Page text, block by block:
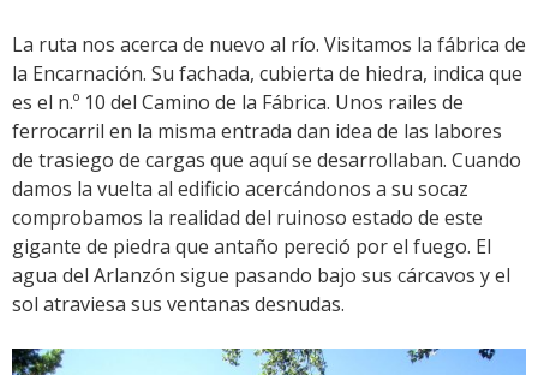
La ruta nos acerca de nuevo al río. Visitamos la fábrica de
la Encarnación. Su fachada, cubierta de hiedra, indica que
es el n.º 10 del Camino de la Fábrica. Unos railes de
ferrocarril en la misma entrada dan idea de las labores
de trasiego de cargas que aquí se desarrollaban. Cuando
damos la vuelta al edificio acercándonos a su socaz
comprobamos la realidad del ruinoso estado de este
gigante de piedra que antaño pereció por el fuego. El
agua del Arlanzón sigue pasando bajo sus cárcavos y el
sol atraviesa sus ventanas desnudas.